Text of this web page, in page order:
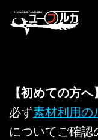
へ
ス
キ
【初めての方へ】
必ず素材利用の
についてご確認